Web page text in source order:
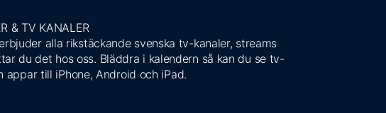
& TV KANALER
alla rikstäckande svenska tv-kanaler, streams
du det hos oss. Bläddra i kalendern så kan du se tv-
till iPhone, Android och iPad.